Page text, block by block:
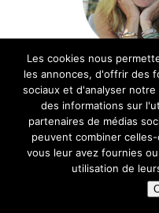
Bienvenue sur le blog
Retrouvez ici ma
la gastronomie
découvertes, balades
sur les
Les cookies nous
les annonces, d'offrir des
sociaux et d'analyser
des informations sur
partenaires de médias
peuvent combiner
vous leur avez fournies
utilisation de